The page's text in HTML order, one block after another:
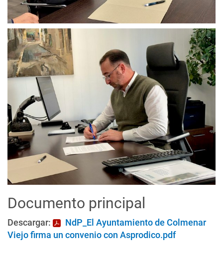
Documento principal
Descargar:
NdP_El Ayuntamiento de Colmenar
Viejo firma un convenio con Asprodico.pdf